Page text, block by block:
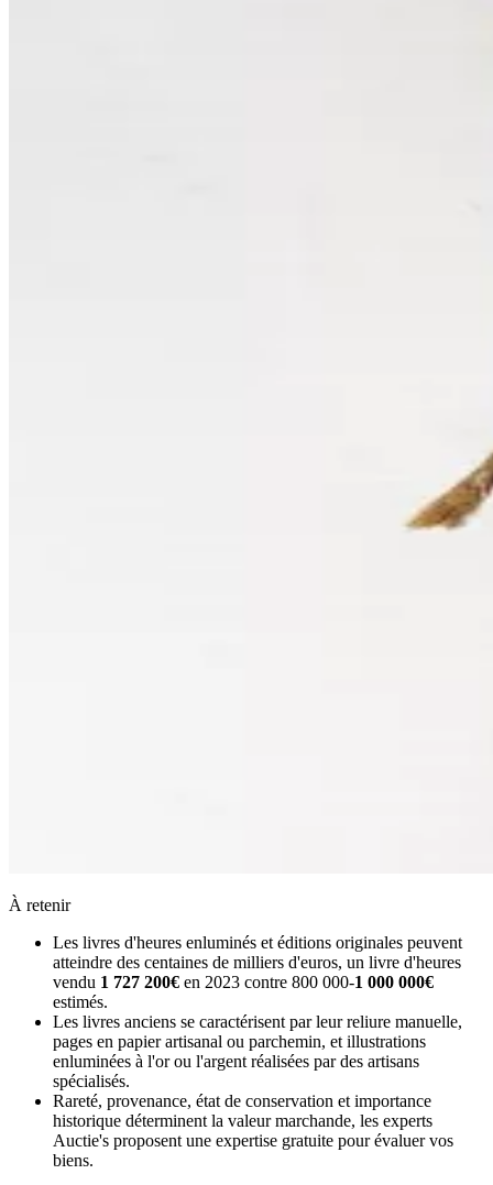
À retenir
Les livres d'heures enluminés et éditions originales peuvent
atteindre des centaines de milliers d'euros, un livre d'heures
vendu 1 727 200€ en 2023 contre 800 000-1 000 000€
estimés.
Les livres anciens se caractérisent par leur reliure manuelle,
pages en papier artisanal ou parchemin, et illustrations
enluminées à l'or ou l'argent réalisées par des artisans
spécialisés.
Rareté, provenance, état de conservation et importance
historique déterminent la valeur marchande, les experts
Auctie's proposent une expertise gratuite pour évaluer vos
biens.